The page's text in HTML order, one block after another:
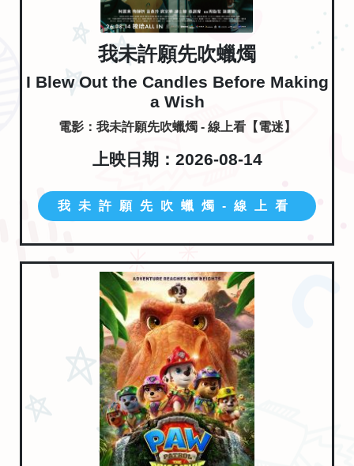
我未許願先吹蠟燭
I Blew Out the Candles Before Making
a Wish
電影：我未許願先吹蠟燭 - 線上看【電迷】
上映日期：2026-08-14
我未許願先吹蠟燭-線上看